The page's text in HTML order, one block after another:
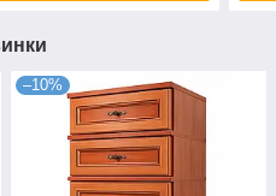
–10%